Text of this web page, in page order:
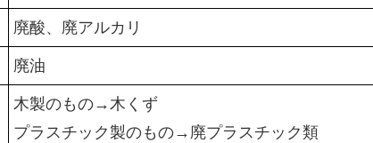
廃酸、廃アルカリ
廃油
木製のもの→木くず
プラスチック製のもの→廃プラスチック類